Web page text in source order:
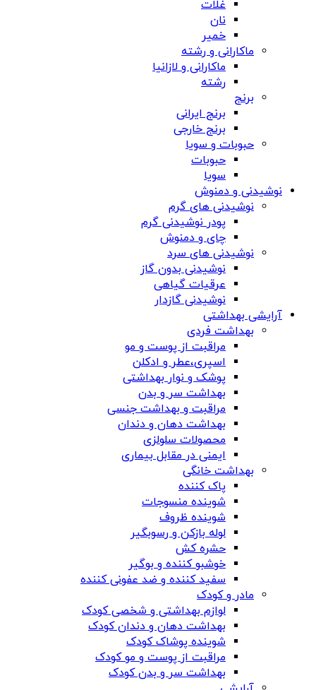
غلات
نان
خمیر
ماکارانی و رشته
ماکارانی و لازانیا
رشته
برنج
برنج ایرانی
برنج خارجی
حبوبات و سویا
حبوبات
سویا
نوشیدنی و دمنوش
نوشیدنی های گرم
پودر نوشیدنی گرم
چای و دمنوش
نوشیدنی های سرد
نوشیدنی بدون گاز
عرقیات گیاهی
نوشیدنی گازدار
آرایشی بهداشتی
بهداشت فردی
مراقبت از پوست و مو
اسپری،عطر و ادکلن
پوشک و نوار بهداشتی
بهداشت سر و بدن
مراقبت و بهداشت جنسی
بهداشت دهان و دندان
محصولات سلولزی
ایمنی در مقابل بیماری
بهداشت خانگی
پاک کننده
شوینده منسوجات
شوینده ظروف
لوله بازکن و رسوبگیر
حشره کش
خوشبو کننده و بوگیر
سفید کننده و ضد عفونی کننده
مادر و کودک
لوازم بهداشتی و شخصی کودک
بهداشت دهان و دندان کودک
شوینده پوشاک کودک
مراقبت از پوست و مو کودک
بهداشت سر و بدن کودک